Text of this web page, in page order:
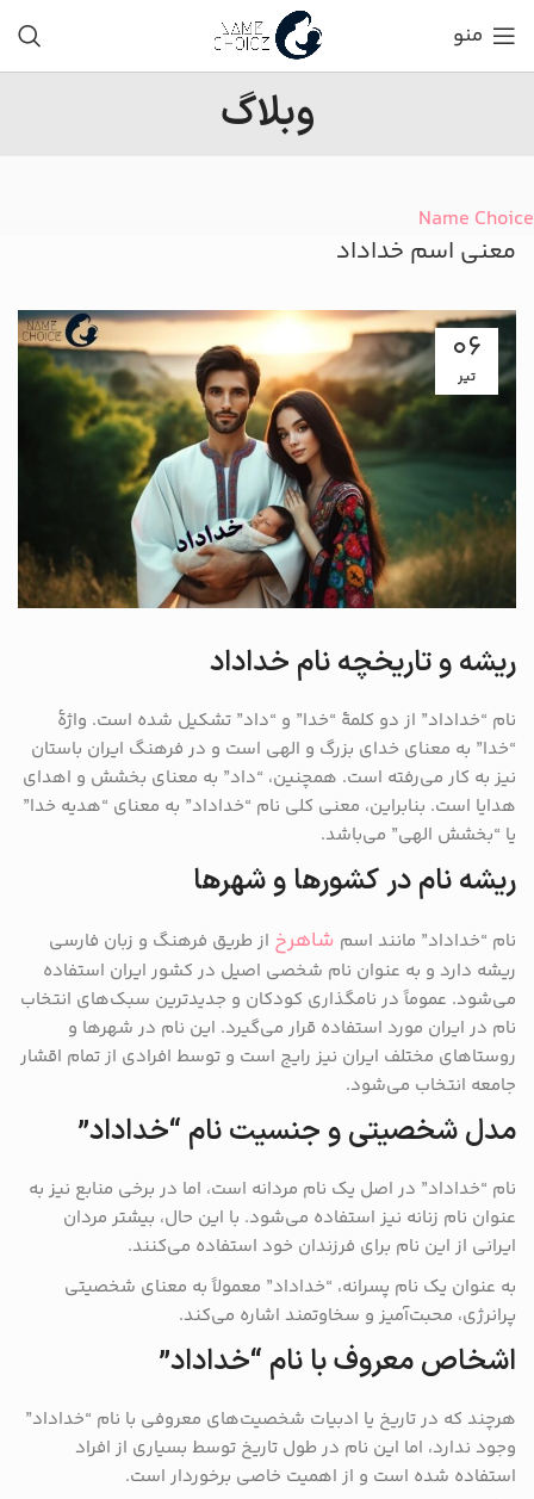
منو
وبلاگ
Name Choice
معنی اسم خداداد
06
تیر
ریشه و تاریخچه نام خداداد
نام “خداداد” از دو کلمهٔ “خدا” و “داد” تشکیل شده است. واژهٔ
“خدا” به معنای خدای بزرگ و الهی است و در فرهنگ ایران باستان
نیز به کار می‌رفته است. همچنین، “داد” به معنای بخشش و اهدای
هدایا است. بنابراین، معنی کلی نام “خداداد” به معنای “هدیه خدا”
یا “بخشش الهی” می‌باشد.
ریشه نام در کشورها و شهرها
نام “خداداد” مانند اسم شاهرخ از طریق فرهنگ و زبان فارسی
ریشه دارد و به عنوان نام شخصی اصیل در کشور ایران استفاده
می‌شود. عموماً در نامگذاری کودکان و جدیدترین سبک‌های انتخاب
نام در ایران مورد استفاده قرار می‌گیرد. این نام در شهرها و
روستاهای مختلف ایران نیز رایج است و توسط افرادی از تمام اقشار
جامعه انتخاب می‌شود.
مدل شخصیتی و جنسیت نام “خداداد”
نام “خداداد” در اصل یک نام مردانه است، اما در برخی منابع نیز به
عنوان نام زنانه نیز استفاده می‌شود. با این حال، بیشتر مردان
ایرانی از این نام برای فرزندان خود استفاده می‌کنند.
به عنوان یک نام پسرانه، “خداداد” معمولاً به معنای شخصیتی
پرانرژی، محبت‌آمیز و سخاوتمند اشاره می‌کند.
اشخاص معروف با نام “خداداد”
هرچند که در تاریخ یا ادبیات شخصیت‌های معروفی با نام “خداداد”
وجود ندارد، اما این نام در طول تاریخ توسط بسیاری از افراد
استفاده شده است و از اهمیت خاصی برخوردار است.